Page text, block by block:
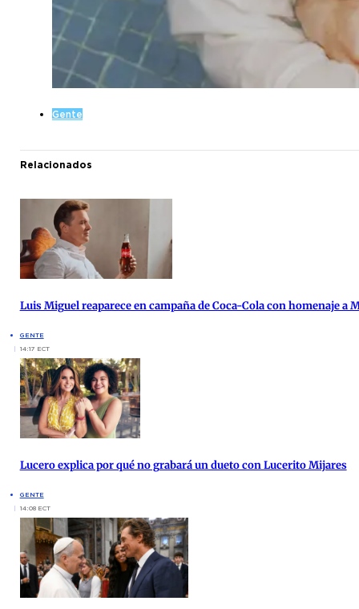
Gente
Relacionados
Luis Miguel reaparece en campaña de Coca-Cola con homenaje a
GENTE
14:17 ECT
Lucero explica por qué no grabará un dueto con Lucerito Mijares
GENTE
14:08 ECT